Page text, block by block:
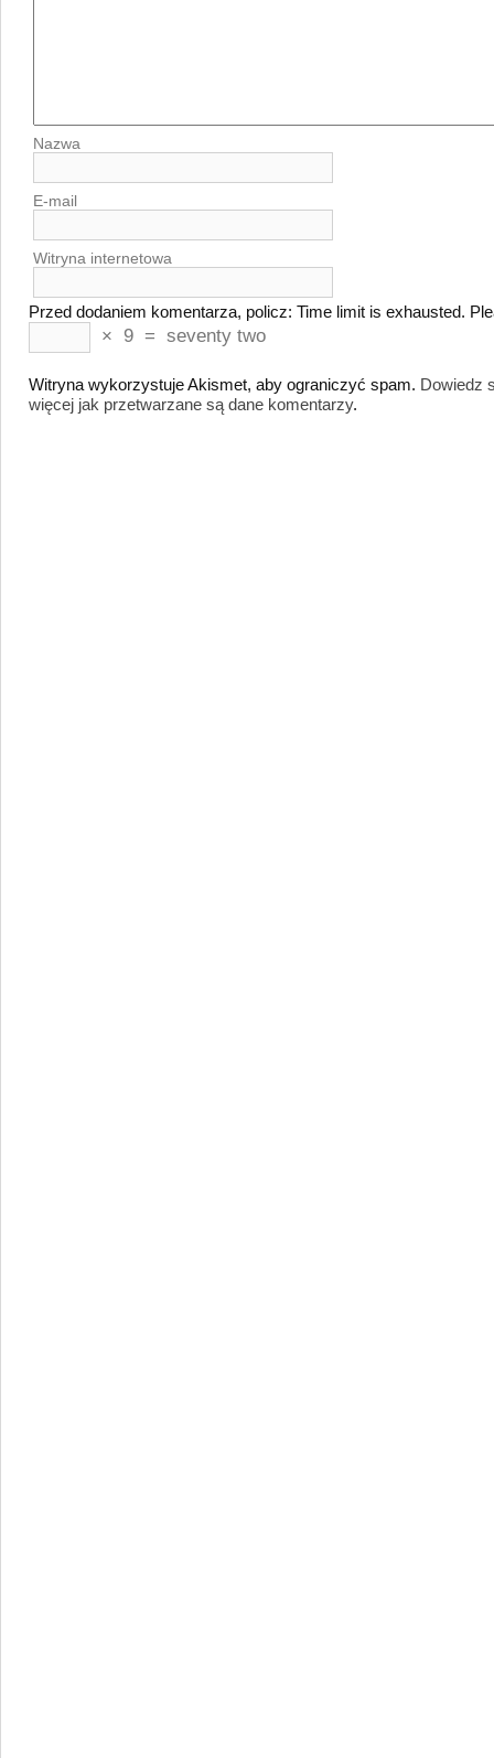
Nazwa
E-mail
Witryna internetowa
Przed dodaniem komentarza, policz: Time limit is exhausted.
× 9 = seventy two
Witryna wykorzystuje Akismet, aby ograniczyć spam. Dowiedz
więcej jak przetwarzane są dane komentarzy.